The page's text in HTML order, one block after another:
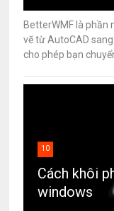
BetterWMF là phần
vẽ từ AutoCAD
cho phép bạn chuyển
10
Cách khôi
windows